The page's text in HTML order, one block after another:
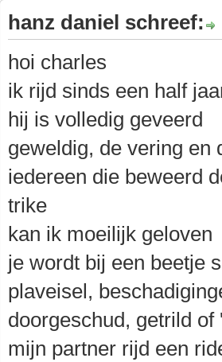
hanz daniel schreef:
hoi charles
ik rijd sinds een half
hij is volledig geveerd
geweldig, de vering en
iedereen die beweerd
trike
kan ik moeilijk geloven
je wordt bij een beetje
plaveisel,
doorgeschud, getrild
mijn partner rijd een